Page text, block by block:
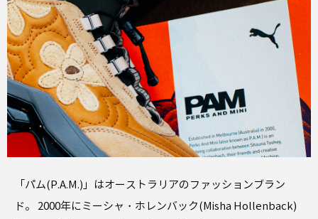
「パム(P.A.M.)」はオーストラリアのファッションブラン
ド。 2000年にミーシャ・ホレンバック(Misha Hollenback)